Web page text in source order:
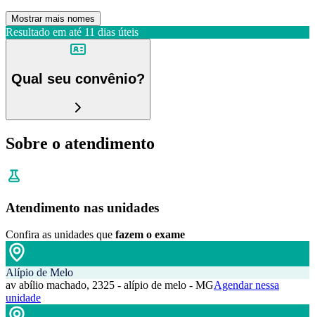
Mostrar mais nomes
Resultado em até 11 dias úteis
Qual seu convênio?
Sobre o atendimento
Atendimento nas unidades
Confira as unidades que fazem o exame
Alípio de Melo
av abílio machado, 2325 - alípio de melo - MGAgendar nessa
unidade